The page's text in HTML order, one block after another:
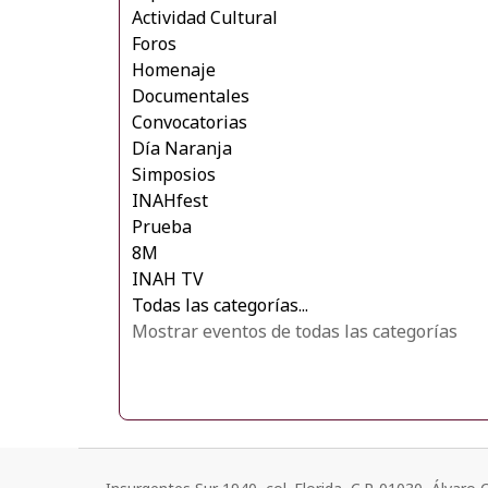
Actividad Cultural
Foros
Homenaje
Documentales
Convocatorias
Día Naranja
Simposios
INAHfest
Prueba
8M
INAH TV
Todas las categorías...
Mostrar eventos de todas las categorías